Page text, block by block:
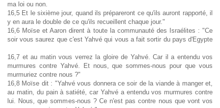
ma loi ou non.
16,5 Et le sixième jour, quand ils prépareront ce qu'ils auront rapporté, il
y en aura le double de ce qu'ils recueillent chaque jour."
16,6 Moïse et Aaron dirent à toute la communauté des Israélites : "Ce
soir vous saurez que c'est Yahvé qui vous a fait sortir du pays d'Egypte
16,7 et au matin vous verrez la gloire de Yahvé. Car il a entendu vos
murmures contre Yahvé. Et nous, que sommes-nous pour que vous
murmuriez contre nous ?"
16,8 Moïse dit : "Yahvé vous donnera ce soir de la viande à manger et,
au matin, du pain à satiété, car Yahvé a entendu vos murmures contre
lui. Nous, que sommes-nous ? Ce n'est pas contre nous que vont vos